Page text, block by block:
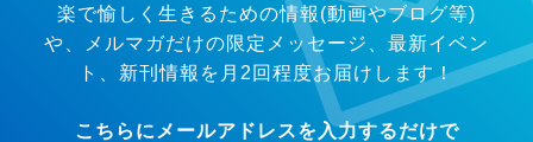
楽で愉しく生きるための情報(動画やブログ等)
や、メルマガだけの限定メッセージ、 最新イベン
ト、新刊情報を月2回程度お届けします！
こちらにメールアドレスを入力するだけで